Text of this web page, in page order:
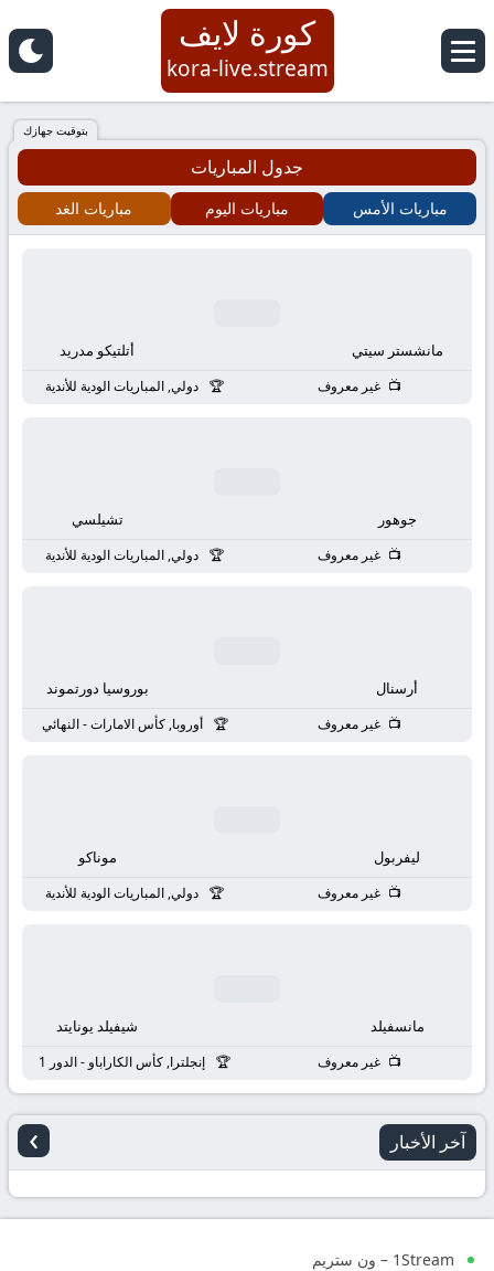
كورة
لايف
|
koora
مباريات
مباشر
كورة لايف
kora-live.stream
بتوقيت جهازك
جدول المباريات
مباريات الأمس مباريات اليوم مباريات الغد
مانشستر سيتي أتلتيكو مدريد
غير معروف دولي, المباريات الودية للأندية
جوهور تشيلسي
غير معروف دولي, المباريات الودية للأندية
أرسنال بوروسيا دورتموند
غير معروف أوروبا, كأس الامارات - النهائي
ليفربول موناكو
غير معروف دولي, المباريات الودية للأندية
مانسفيلد شيفيلد يونايتد
غير معروف إنجلترا, كأس الكاراباو - الدور 1
آخر الأخبار ›
1Stream – ون ستريم